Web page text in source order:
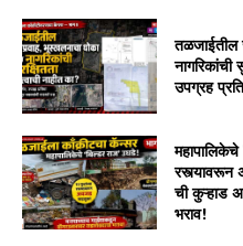
तळजाईतील
नागरिकांची
उपग्रह
रस्त्यावरून
ची कुऱ्हाड
भराव!